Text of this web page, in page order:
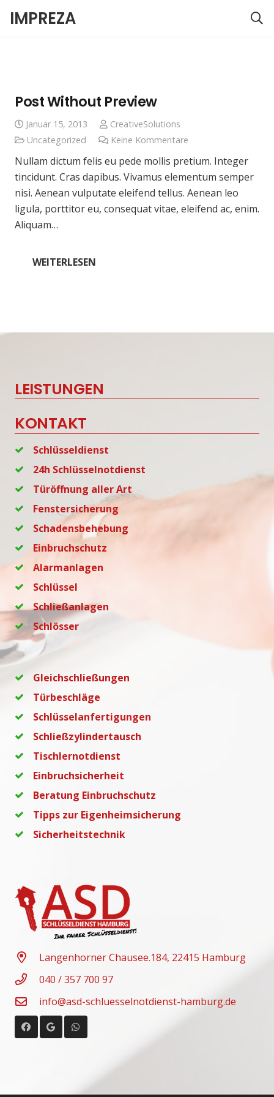
IMPREZA
Post Without Preview
Januar 15, 2013
CreativeSolutions
Uncategorized
Keine Kommentare
Nullam dictum felis eu pede mollis pretium. Integer
tincidunt. Cras dapibus. Vivamus elementum semper
nisi. Aenean vulputate eleifend tellus. Aenean leo
ligula, porttitor eu, consequat vitae, eleifend ac, enim.
Aliquam…
WEITERLESEN
LEISTUNGEN
KONTAKT
Schlüsseldienst
24h Schlüsselnotdienst
Türöffnung aller Art
Fenstersicherung
Schadensbehebung
Einbruchschutz
Alarmanlagen
Schlüssel
Schließanlagen
Schlösser
Gleichschließungen
Türbeschläge
Schlüsselanfertigungen
Schließzylindertausch
Tischlernotdienst
Einbruchsicherheit
Beratung Einbruchschutz
Tipps zur Eigenheimsicherung
Sicherheitstechnik
Langenhorner Chausee.184, 22415 Hamburg
040 / 357 700 97
info@asd-schluesselnotdienst-hamburg.de